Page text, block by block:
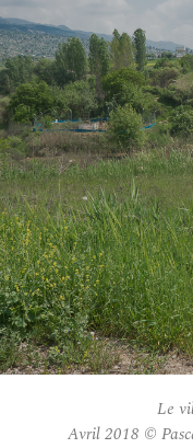
Le
Avril 2018 ©